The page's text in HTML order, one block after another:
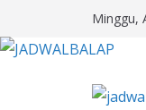
to
content
Minggu,